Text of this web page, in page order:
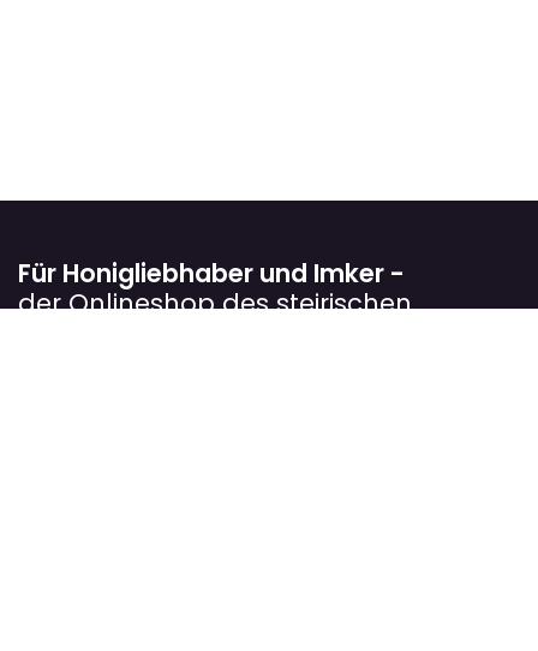
Für Honigliebhaber und Imker -
der Onlineshop des steirischen